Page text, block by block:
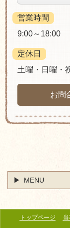
営業時間
9:00～18:00
定休日
土曜・日曜・
お問
MENU
トップページ